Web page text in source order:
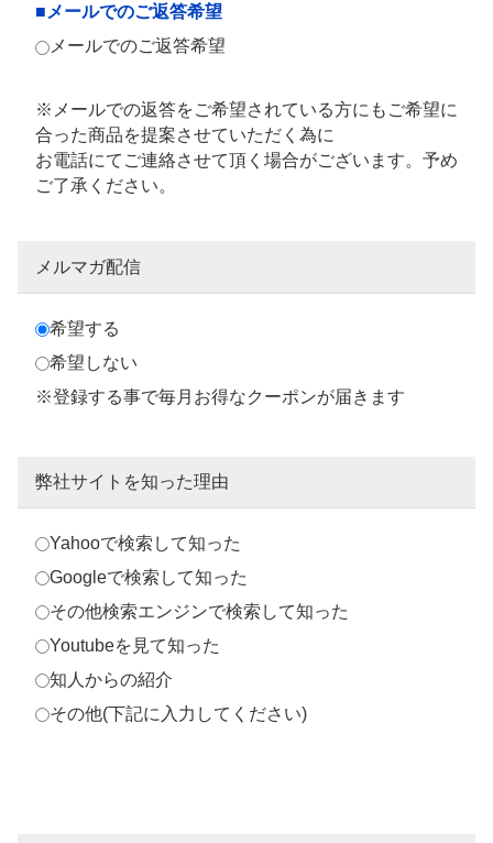
■メールでのご返答希望
メールでのご返答希望
※メールでの返答をご希望されている方にもご希望に
合った商品を提案させていただく為に
お電話にてご連絡させて頂く場合がございます。予め
ご了承ください。
メルマガ配信
希望する
希望しない
※登録する事で毎月お得なクーポンが届きます
弊社サイトを知った理由
Yahooで検索して知った
Googleで検索して知った
その他検索エンジンで検索して知った
Youtubeを見て知った
知人からの紹介
その他(下記に入力してください)